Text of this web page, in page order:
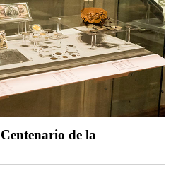
de la